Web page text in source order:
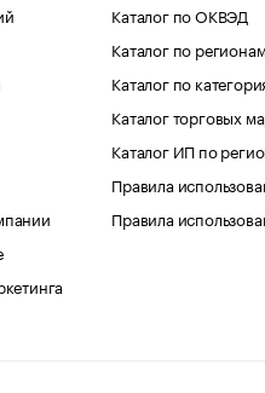
Каталог по ОКВЭД
Каталог по регионам
Каталог по
Каталог торговых
Каталог ИП по
Правила
Правила